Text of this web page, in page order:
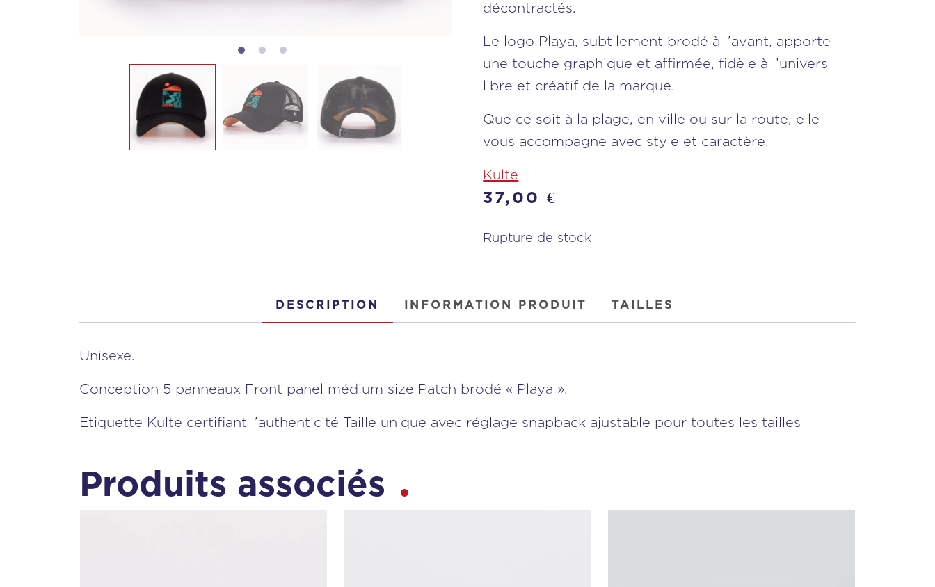
décontractés.
Le logo Playa, subtilement brodé à l’avant, apporte
une touche graphique et affirmée, fidèle à l’univers
libre et créatif de la marque.
Que ce soit à la plage, en ville ou sur la route, elle
vous accompagne avec style et caractère.
Kulte
37,00€
Rupture de stock
DESCRIPTION INFORMATION PRODUIT TAILLES
Unisexe.
Conception 5 panneaux Front panel médium size Patch brodé « Playa ».
Etiquette Kulte certifiant l’authenticité Taille unique avec réglage snapback ajustable pour toutes les tailles
Produits associés